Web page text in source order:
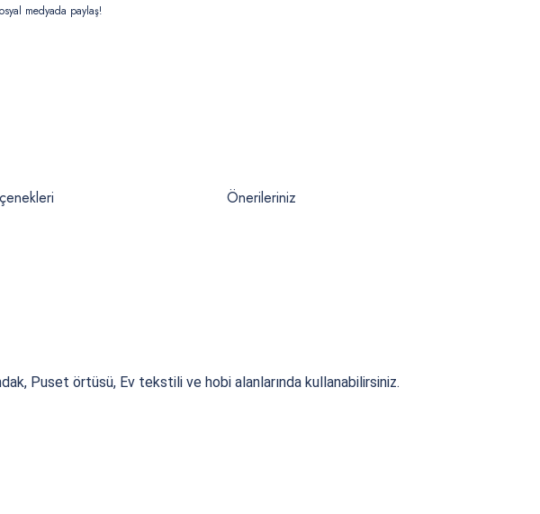
medyada paylaş!
Önerileriniz
Puset örtüsü, Ev tekstili ve hobi alanlarında kullanabilirsiniz.